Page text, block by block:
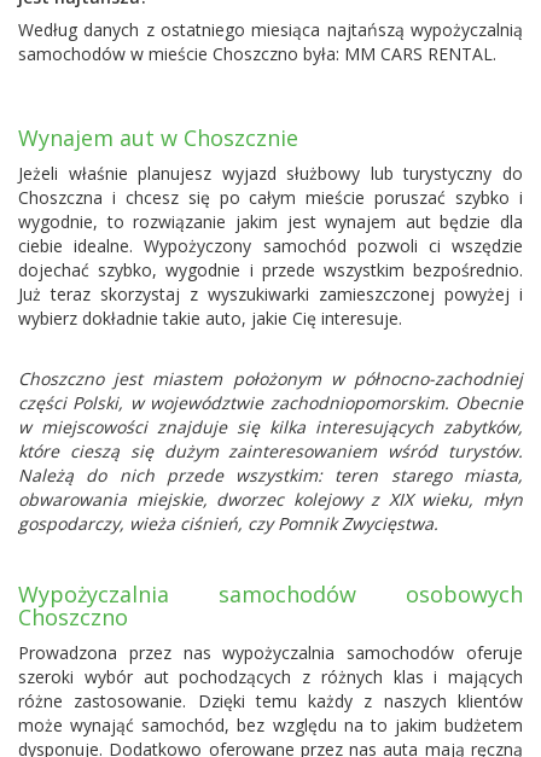
Według danych z ostatniego miesiąca najtańszą wypożyczalnią
samochodów w mieście Choszczno była: MM CARS RENTAL .
Wynajem aut w Choszcznie
Jeżeli właśnie planujesz wyjazd służbowy lub turystyczny do
Choszczna i chcesz się po całym mieście poruszać szybko i
wygodnie, to rozwiązanie jakim jest wynajem aut będzie dla
ciebie idealne. Wypożyczony samochód pozwoli ci wszędzie
dojechać szybko, wygodnie i przede wszystkim bezpośrednio.
Już teraz skorzystaj z wyszukiwarki zamieszczonej powyżej i
wybierz dokładnie takie auto, jakie Cię interesuje.
Choszczno jest miastem położonym w północno-zachodniej
części Polski, w województwie zachodniopomorskim. Obecnie
w miejscowości znajduje się kilka interesujących zabytków,
które cieszą się dużym zainteresowaniem wśród turystów.
Należą do nich przede wszystkim: teren starego miasta,
obwarowania miejskie, dworzec kolejowy z XIX wieku, młyn
gospodarczy, wieża ciśnień, czy Pomnik Zwycięstwa.
Wypożyczalnia samochodów osobowych
Choszczno
Prowadzona przez nas wypożyczalnia samochodów oferuje
szeroki wybór aut pochodzących z różnych klas i mających
różne zastosowanie. Dzięki temu każdy z naszych klientów
może wynająć samochód, bez względu na to jakim budżetem
dysponuje. Dodatkowo oferowane przez nas auta mają ręczną